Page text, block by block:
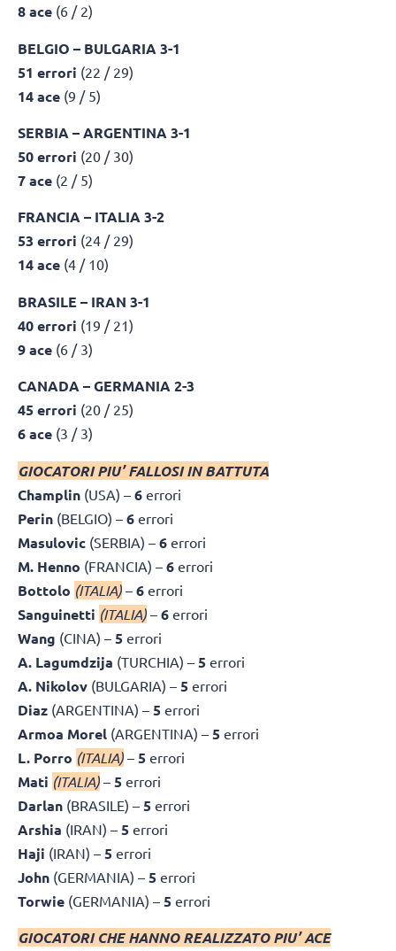
8 ace (6 / 2)
BELGIO – BULGARIA 3-1
51 errori (22 / 29)
14 ace (9 / 5)
SERBIA – ARGENTINA 3-1
50 errori (20 / 30)
7 ace (2 / 5)
FRANCIA – ITALIA 3-2
53 errori (24 / 29)
14 ace (4 / 10)
BRASILE – IRAN 3-1
40 errori (19 / 21)
9 ace (6 / 3)
CANADA – GERMANIA 2-3
45 errori (20 / 25)
6 ace (3 / 3)
GIOCATORI PIU’ FALLOSI IN BATTUTA
Champlin (USA) – 6 errori
Perin (BELGIO) – 6 errori
Masulovic (SERBIA) – 6 errori
M. Henno (FRANCIA) – 6 errori
Bottolo (ITALIA) – 6 errori
Sanguinetti (ITALIA) – 6 errori
Wang (CINA) – 5 errori
A. Lagumdzija (TURCHIA) – 5 errori
A. Nikolov (BULGARIA) – 5 errori
Diaz (ARGENTINA) – 5 errori
Armoa Morel (ARGENTINA) – 5 errori
L. Porro (ITALIA) – 5 errori
Mati (ITALIA) – 5 errori
Darlan (BRASILE) – 5 errori
Arshia (IRAN) – 5 errori
Haji (IRAN) – 5 errori
John (GERMANIA) – 5 errori
Torwie (GERMANIA) – 5 errori
GIOCATORI CHE HANNO REALIZZATO PIU’ ACE